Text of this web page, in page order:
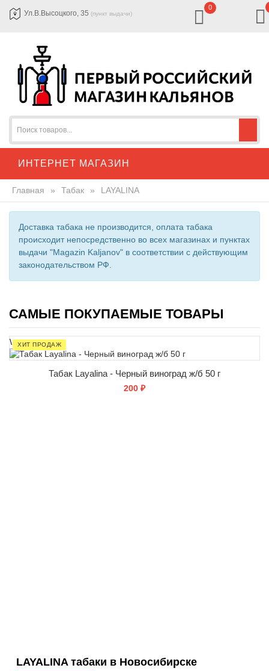
Ул.В.Высоцкого, 35 (пункт выдачи)
0
ИНТЕРНЕТ МАГАЗИН
Главная » Табак » LAYALINA
Доставка табака не производится, оплата табака
происходит непосредственно во всех магазинах и пунктах
выдачи "Magazin Kaljanov" в соответствии с действующим
законодательством РФ.
САМЫЕ ПОКУПАЕМЫЕ ТОВАРЫ
ХИТ ПРОДАЖ
\
Табак Layalina - Черный виноград ж/б 50 г
200 ₽
LAYALINA табаки в Новосибирске